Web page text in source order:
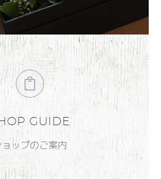
GUIDE
ップのご案内